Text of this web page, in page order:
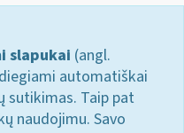
slapukai (angl.
automatiškai
sutikimas. Taip pat
naudojimu. Savo